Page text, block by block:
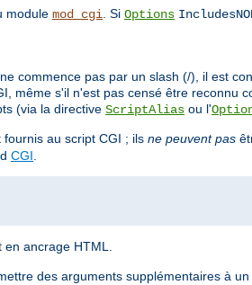
module mod_cgi. Si Options
commence pas par un slash (/), il est
même s'il n'est pas censé être reconnu
(via la directive ScriptAlias ou l'
au script CGI ; ils ne peuvent pas
CGI.
en ancrage HTML.
des arguments supplémentaires à